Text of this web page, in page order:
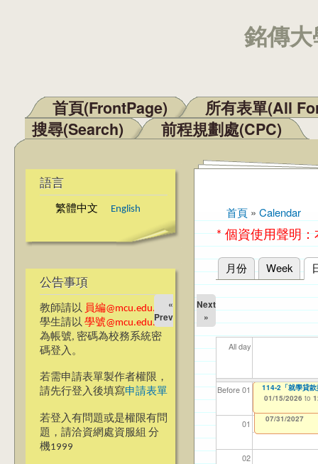
銘傳
主選單
首頁(FrontPage)
所有表單(All
搜尋(Search)
前程規劃處(CPC)
語言
繁體中文 English
公告事項
教師請以 員編@mcu.edu.tw
學生請以 學號@mcu.edu.tw
為帳號, 密碼為校務系統密
碼登入。
若需申請表單製作者權限，
請先行登入後填寫申請表單
若登入有問題或是權限有問
題，請洽資網處資服組 分
機1999
您在這裡
首頁 » Calendar
* 個資使用聲明
主要索引標籤
月份 Week
«
Prev
Next
»
All day
Before 01
01
02
【資網處】
整合系統～表單
12/31/2027
【財務處】工讀
11/12/2021 to
【財務處】漏打
錄
07/31/2027
114
04/
114
02/
114
03/
【學
07/
教務
11/
商品
11/
114-2「就學貸
01/15/2026 to
114-2「就學貸
01/15/2026 to